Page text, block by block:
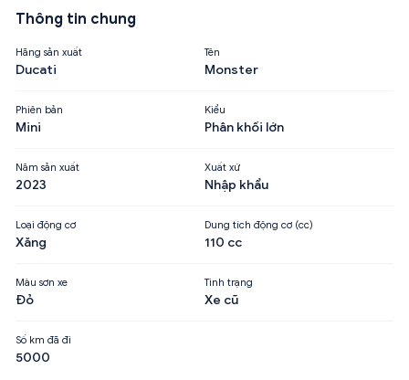
Thông tin chung
Hãng sản xuất
Ducati
Tên
Monster
Phiên bản
Mini
Kiểu
Phân khối lớn
Năm sản xuất
2023
Xuất xứ
Nhập khẩu
Loại động cơ
Xăng
Dung tích động cơ (cc)
110 cc
Màu sơn xe
Đỏ
Tình trạng
Xe cũ
Số km đã đi
5000